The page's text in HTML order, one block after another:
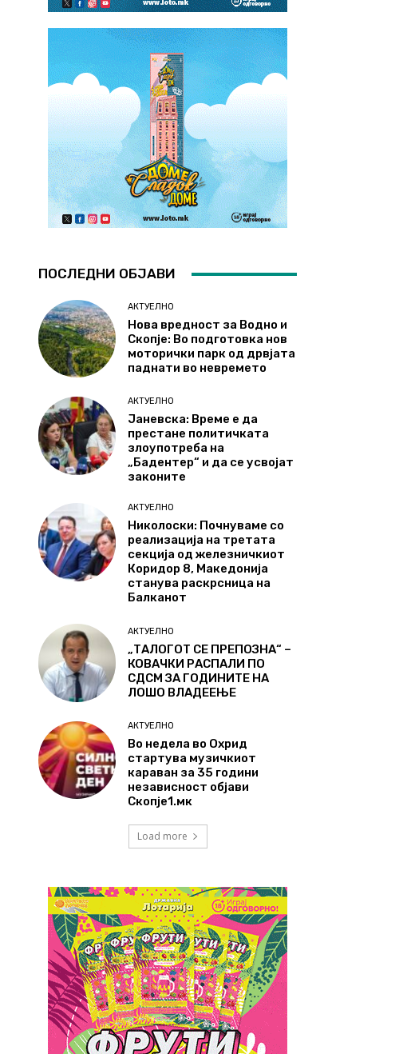
ПОСЛЕДНИ ОБЈАВИ
АКТУЕЛНО
Нова вредност за Водно и
Скопје: Во подготовка нов
моторички парк од дрвјата
паднати во невремето
АКТУЕЛНО
Јаневска: Време е да
престане политичката
злоупотреба на
„Бадентер“ и да се усвојат
законите
АКТУЕЛНО
Николоски: Почнуваме со
реализација на третата
секција од железничкиот
Коридор 8, Македонија
станува раскрсница на
Балканот
АКТУЕЛНО
„ТАЛОГОТ СЕ ПРЕПОЗНА“ –
КОВАЧКИ РАСПАЛИ ПО
СДСМ ЗА ГОДИНИТЕ НА
ЛОШО ВЛАДЕЕЊЕ
АКТУЕЛНО
Во недела во Охрид
стартува музичкиот
караван за 35 години
независност објави
Скопје1.мк
Load more